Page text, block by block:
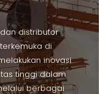
distributor
di
inovasi
tinggi dalam
berbagai